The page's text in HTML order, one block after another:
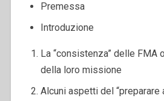
Premessa
Introduzione
La “consistenza” delle FMA
della loro missione
Alcuni aspetti del “preparare